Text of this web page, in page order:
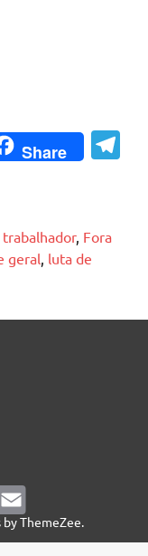
Share
, Fora
geral, luta de
ThemeZee.
Email